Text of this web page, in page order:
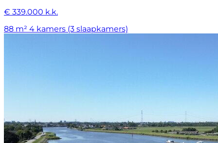
€ 339.000 k.k.
88 m² 4 kamers (3 slaapkamers)